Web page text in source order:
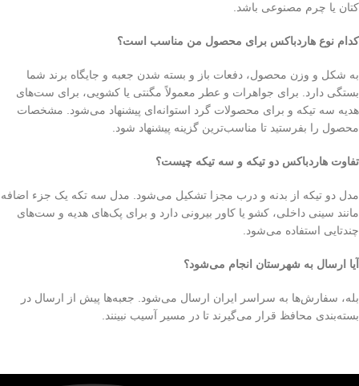
کتان یا چرم مصنوعی باشد.
کدام نوع هاردباکس برای محصول من مناسب است؟
به شکل و وزن محصول، دفعات باز و بسته شدن جعبه و جایگاه برند شما
بستگی دارد. برای جواهرات و عطر معمولاً مگنتی یا کشویی، برای ست‌های
هدیه سه تیکه و برای محصولات گرد استوانه‌ای پیشنهاد می‌شود. مشخصات
محصول را بفرستید تا مناسب‌ترین گزینه پیشنهاد شود.
تفاوت هاردباکس دو تیکه و سه تیکه چیست؟
مدل دو تیکه از بدنه و درب مجزا تشکیل می‌شود. مدل سه تکه یک جزء اضافه
مانند سینی داخلی، کشو یا کاور بیرونی دارد و برای پک‌های هدیه و ست‌های
چندتایی استفاده می‌شود.
آیا ارسال به شهرستان انجام می‌شود؟
بله، سفارش‌ها به سراسر ایران ارسال می‌شود. جعبه‌ها پیش از ارسال در
بسته‌بندی محافظ قرار می‌گیرند تا در مسیر آسیب نبینند.